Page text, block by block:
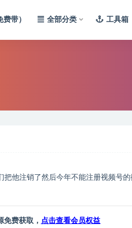
带） 全部分类 工具箱
他注销了然后今年不能注册视频号
免费获取， 点击查看会员权益